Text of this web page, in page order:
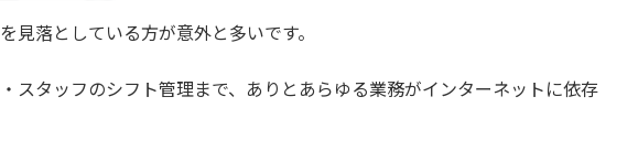
落としている方が意外と多いです。
スタッフのシフト管理まで、ありとあらゆる業務がインターネットに依存